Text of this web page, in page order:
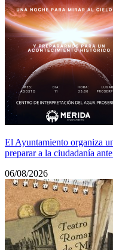
El Ayuntamiento organiza
preparar a la ciudadanía
06/08/2026